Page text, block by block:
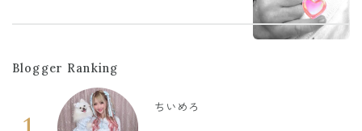
Blogger Ranking
ちいめろ